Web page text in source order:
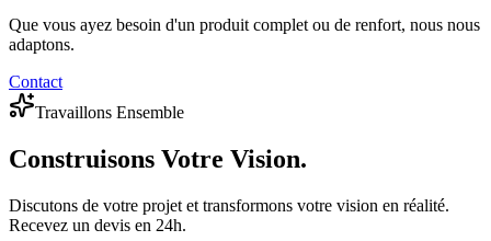
Que vous ayez besoin d'un produit complet ou de renfort, nous nous
adaptons.
Contact
Travaillons Ensemble
Construisons Votre Vision.
Discutons de votre projet et transformons votre vision en réalité.
Recevez un devis en 24h.